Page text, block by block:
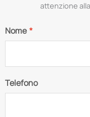
attenzione
Nome*
Telefono